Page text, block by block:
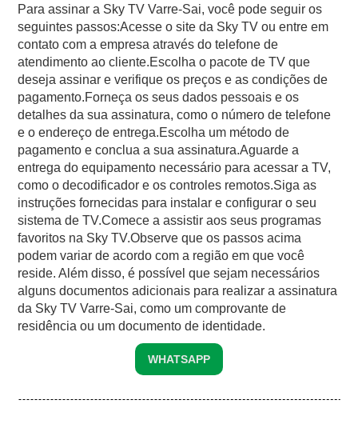
Para assinar a Sky TV Varre-Sai, você pode seguir os
seguintes passos:Acesse o site da Sky TV ou entre em
contato com a empresa através do telefone de
atendimento ao cliente.Escolha o pacote de TV que
deseja assinar e verifique os preços e as condições de
pagamento.Forneça os seus dados pessoais e os
detalhes da sua assinatura, como o número de telefone
e o endereço de entrega.Escolha um método de
pagamento e conclua a sua assinatura.Aguarde a
entrega do equipamento necessário para acessar a TV,
como o decodificador e os controles remotos.Siga as
instruções fornecidas para instalar e configurar o seu
sistema de TV.Comece a assistir aos seus programas
favoritos na Sky TV.Observe que os passos acima
podem variar de acordo com a região em que você
reside. Além disso, é possível que sejam necessários
alguns documentos adicionais para realizar a assinatura
da Sky TV Varre-Sai, como um comprovante de
residência ou um documento de identidade.
WHATSAPP